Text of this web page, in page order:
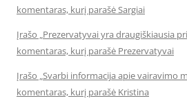
komentaras, kurį parašė Sargiai
Įrašo „Prezervatyvai yra draugiškiausia
komentaras, kurį parašė Prezervatyvai
Įrašo „Svarbi informacija apie vairavimo
komentaras, kurį parašė Kristina